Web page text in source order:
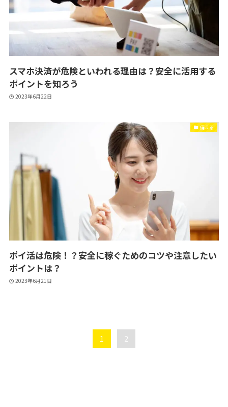
スマホ決済が危険といわれる理由は？安全に活用する
ポイントを知ろう
2023年6月22日
備える
ポイ活は危険！？安全に稼ぐためのコツや注意したい
ポイントは？
2023年6月21日
1 2